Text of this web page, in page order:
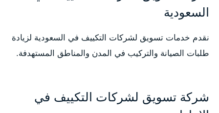
السعودية
نقدم خدمات تسويق لشركات التكييف في السعودية لزيادة
طلبات الصيانة والتركيب في المدن والمناطق المستهدفة.
شركة تسويق لشركات التكييف في